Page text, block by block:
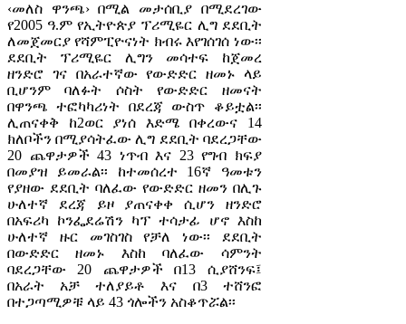
‹መለስ ዋንጫ› በሚል መታሰቢያ በሚደረገው
የ2005 ዓ.ም የኢትዮጵያ ፕሪሚዬር ሊግ ደደቢት
ለመጀመርያ የሻምፒዮናነት ክብሩ እየገሰገሰ ነው፡፡
ደደቢት ፕሪሚዬር ሊግን መሳተፍ ከጀመረ
ዘንድሮ ገና በአራተኛው የውድድር ዘመኑ ላይ
ቢሆንም ባለፉት ሶስት የውድድር ዘመናት
በዋንጫ ተፎካካሪነት በደረጃ ውስጥ ቆይቷል፡፡
ሊጠናቀቅ ከ2ወር ያነሰ እድሜ በቀረውና 14
ክለቦችን በሚያሳትፈው ሊግ ደደቢት ባደረጋቸው
20 ጨዋታዎች 43 ነጥብ እና 23 የግብ ክፍያ
በመያዝ ይመራል፡፡ ከተመሰረተ 16ኛ ዓመቱን
የያዘው ደደቢት ባለፈው የውድድር ዘመን በሊጉ
ሁለተኛ ደረጃ ይዞ ያጠናቀቀ ሲሆን ዘንድሮ
በአፍሪካ ኮንፌደሬሽን ካፕ ተሳታፊ ሆኖ እስከ
ሁለተኛ ዙር መገስገስ የቻለ ነው፡፡ ደደቢት
በውድድር ዘመኑ እስከ ባለፈው ሳምንት
ባደረጋቸው 20 ጨዋታዎች በ13 ሲያሸንፍ፤
በአራት አቻ ተለያይቶ እና በ3 ተሸንፎ
በተጋጣሚዎቹ ላይ 43 ጎሎችን አስቆጥሯል፡፡